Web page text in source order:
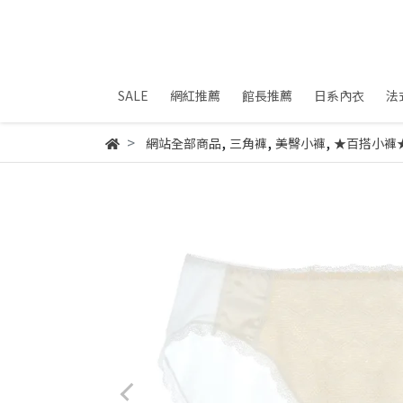
SALE 網紅推薦 館長推薦 日系內衣 法
網站全部商品, 三角褲, 美臀小褲, ★百搭小褲